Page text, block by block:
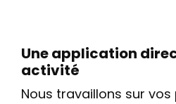
Une application
activité
Nous travaillons sur